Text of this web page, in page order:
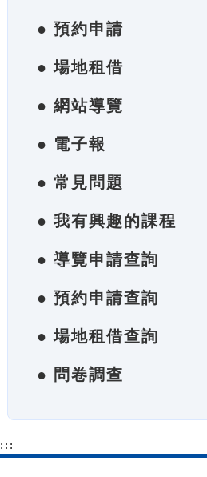
● 預約申請
● 場地租借
● 網站導覽
● 電子報
● 常見問題
● 我有興趣的課程
● 導覽申請查詢
● 預約申請查詢
● 場地租借查詢
● 問卷調查
:::